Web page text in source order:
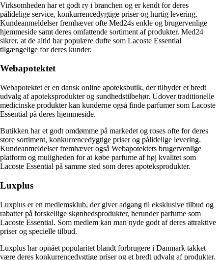
Virksomheden har et godt ry i branchen og er kendt for deres
pålidelige service, konkurrencedygtige priser og hurtig levering.
Kundeanmeldelser fremhæver ofte Med24s enkle og brugervenlige
hjemmeside samt deres omfattende sortiment af produkter. Med24
sikrer, at de altid har populære dufte som Lacoste Essential
tilgængelige for deres kunder.
Webapotektet
Webapotektet er en dansk online apoteksbutik, der tilbyder et bredt
udvalg af apoteksprodukter og sundhedstilbehør. Udover traditionelle
medicinske produkter kan kunderne også finde parfumer som Lacoste
Essential på deres hjemmeside.
Butikken har et godt omdømme på markedet og roses ofte for deres
store sortiment, konkurrencedygtige priser og pålidelige levering.
Kundeanmeldelser fremhæver også Webapotektets brugervenlige
platform og muligheden for at købe parfume af høj kvalitet som
Lacoste Essential på samme sted som deres apoteksprodukter.
Luxplus
Luxplus er en medlemsklub, der giver adgang til eksklusive tilbud og
rabatter på forskellige skønhedsprodukter, herunder parfume som
Lacoste Essential. Som medlem kan man nyde godt af deres attraktive
priser og specielle tilbud.
Luxplus har opnået popularitet blandt forbrugere i Danmark takket
være deres konkurrencedygtige priser og et bredt udvalg af produkter.